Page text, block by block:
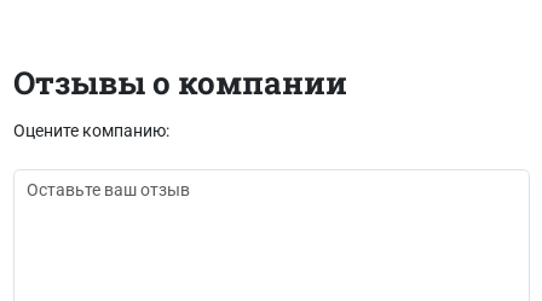
Отзывы о компании
Оцените компанию: